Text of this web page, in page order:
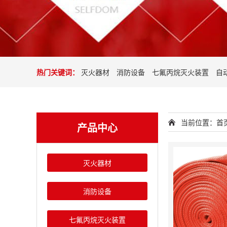
热门关键词： 灭火器材 消防设备 七氟丙烷灭火装置 自
产品中心
灭火器材
消防设备
七氟丙烷灭火装置
当前位置： 首